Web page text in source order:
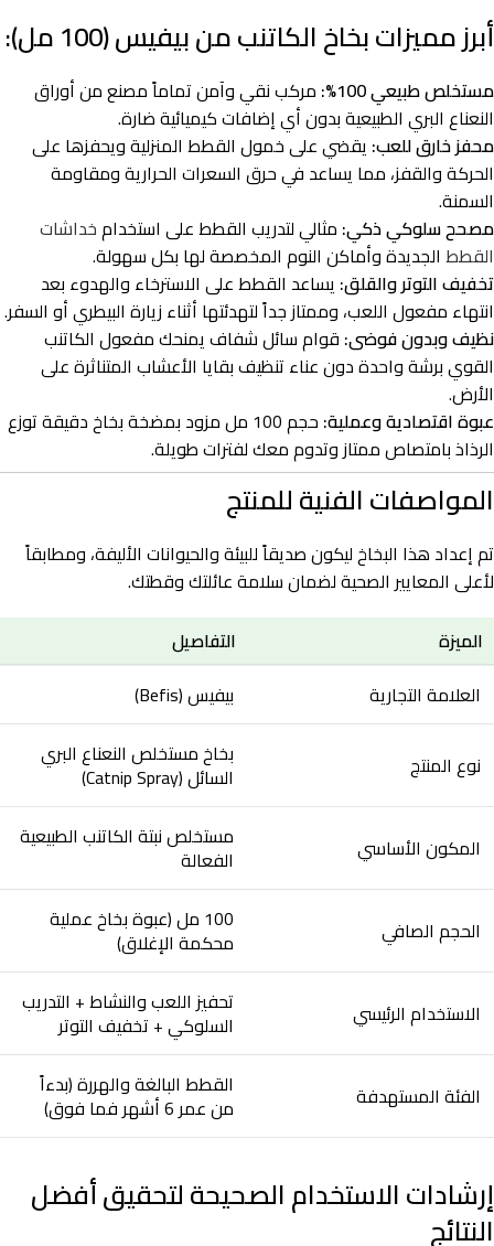
أبرز مميزات بخاخ الكاتنب من بيفيس (100 مل):
مستخلص طبيعي 100%:
مركب نقي وآمن تماماً مصنع من أوراق
النعناع البري الطبيعية بدون أي إضافات كيميائية ضارة.
محفز خارق للعب: يقضي على خمول القطط المنزلية ويحفزها على
الحركة والقفز، مما يساعد في حرق السعرات الحرارية ومقاومة
السمنة.
مصحح سلوكي ذكي: مثالي لتدريب القطط على استخدامخداشات
القطط الجديدة وأماكن النوم المخصصة لها بكل سهولة.
تخفيف التوتر والقلق: يساعد القطط على الاسترخاء والهدوء بعد
انتهاء مفعول اللعب، وممتاز جداً لتهدئتها أثناء زيارة البيطري أو السفر.
نظيف وبدون فوضى: قوام سائل شفاف يمنحك مفعول الكاتنب
القوي برشة واحدة دون عناء تنظيف بقايا الأعشاب المتناثرة على
الأرض.
عبوة اقتصادية وعملية:
حجم 100 مل مزود بمضخة بخاخ دقيقة توزع
الرذاذ بامتصاص ممتاز وتدوم معك لفترات طويلة.
المواصفات الفنية للمنتج
تم إعداد هذا البخاخ ليكون صديقاً للبيئة والحيوانات الأليفة، ومطابقاً
لأعلى المعايير الصحية لضمان سلامة عائلتك وقطتك.
الميزة
التفاصيل
العلامة التجارية
بيفيس (Befis)
نوع المنتج بخاخ مستخلص النعناع البري
السائل (Catnip Spray)
المكون الأساسي مستخلص نبتة الكاتنب الطبيعية
الفعالة
الحجم الصافي 100 مل (عبوة بخاخ عملية
محكمة الإغلاق)
الاستخدام الرئيسي تحفيز اللعب والنشاط + التدريب
السلوكي + تخفيف التوتر
الفئة المستهدفة القطط البالغة والهررة (بدءاً
من عمر 6 أشهر فما فوق)
إرشادات الاستخدام الصحيحة لتحقيق أفضل
النتائج